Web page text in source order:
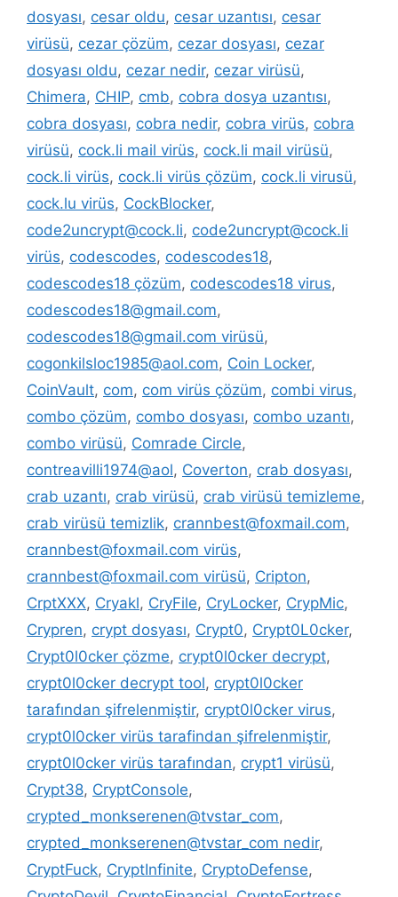
dosyası, cesar oldu, cesar uzantısı, cesar
virüsü, cezar çözüm, cezar dosyası, cezar
dosyası oldu, cezar nedir, cezar virüsü,
Chimera, CHIP, cmb, cobra dosya uzantısı,
cobra dosyası, cobra nedir, cobra virüs, cobra
virüsü, cock.li mail virüs, cock.li mail virüsü,
cock.li virüs, cock.li virüs çözüm, cock.li virusü,
cock.lu virüs, CockBlocker,
code2uncrypt@cock.li, code2uncrypt@cock.li
virüs, codescodes, codescodes18,
codescodes18 çözüm, codescodes18 virus,
codescodes18@gmail.com,
codescodes18@gmail.com virüsü,
cogonkilsloc1985@aol.com, Coin Locker,
CoinVault, com, com virüs çözüm, combi virus,
combo çözüm, combo dosyası, combo uzantı,
combo virüsü, Comrade Circle,
contreavilli1974@aol, Coverton, crab dosyası,
crab uzantı, crab virüsü, crab virüsü temizleme,
crab virüsü temizlik, crannbest@foxmail.com,
crannbest@foxmail.com virüs,
crannbest@foxmail.com virüsü, Cripton,
CrptXXX, Cryakl, CryFile, CryLocker, CrypMic,
Crypren, crypt dosyası, Crypt0, Crypt0L0cker,
Crypt0l0cker çözme, crypt0l0cker decrypt,
crypt0l0cker decrypt tool, crypt0l0cker
tarafından şifrelenmiştir, crypt0l0cker virus,
crypt0l0cker virüs tarafindan şifrelenmiştir,
crypt0l0cker virüs tarafından, crypt1 virüsü,
Crypt38, CryptConsole,
crypted_monkserenen@tvstar_com,
crypted_monkserenen@tvstar_com nedir,
CryptFuck, CryptInfinite, CryptoDefense,